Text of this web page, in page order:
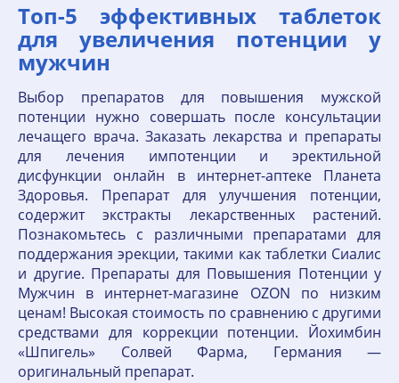
Топ-5 эффективных таблеток
для увеличения потенции у
мужчин
Выбор препаратов для повышения мужской
потенции нужно совершать после консультации
лечащего врача. Заказать лекарства и препараты
для лечения импотенции и эректильной
дисфункции онлайн в интернет-аптеке Планета
Здоровья. Препарат для улучшения потенции,
содержит экстракты лекарственных растений.
Познакомьтесь с различными препаратами для
поддержания эрекции, такими как таблетки Сиалис
и другие. Препараты для Повышения Потенции у
Мужчин в интернет-магазине OZON по низким
ценам! Высокая стоимость по сравнению с другими
средствами для коррекции потенции. Йохимбин
«Шпигель» Солвей Фарма, Германия —
оригинальный препарат.